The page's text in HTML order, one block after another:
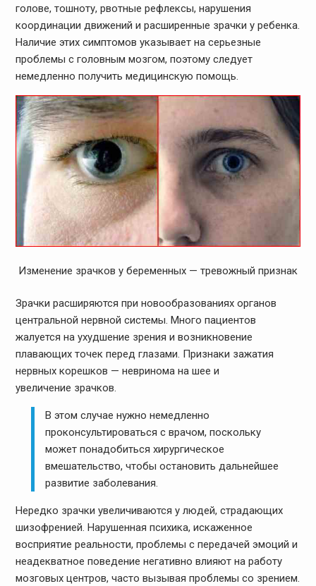
голове, тошноту, рвотные рефлексы, нарушения
координации движений и расширенные зрачки у ребенка.
Наличие этих симптомов указывает на серьезные
проблемы с головным мозгом, поэтому следует
немедленно получить медицинскую помощь.
Изменение зрачков у беременных — тревожный признак
Зрачки расширяются при новообразованиях органов
центральной нервной системы. Много пациентов
жалуется на ухудшение зрения и возникновение
плавающих точек перед глазами. Признаки зажатия
нервных корешков — невринома на шее и
увеличение зрачков.
В этом случае нужно немедленно
проконсультироваться с врачом, поскольку
может понадобиться хирургическое
вмешательство, чтобы остановить дальнейшее
развитие заболевания.
Нередко зрачки увеличиваются у людей, страдающих
шизофренией. Нарушенная психика, искаженное
восприятие реальности, проблемы с передачей эмоций и
неадекватное поведение негативно влияют на работу
мозговых центров, часто вызывая проблемы со зрением.